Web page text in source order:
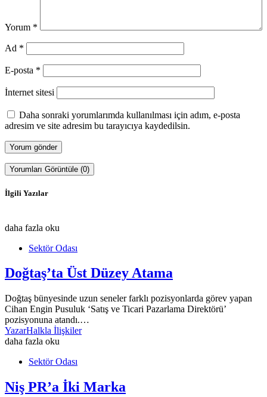
Yorum *
Ad *
E-posta *
İnternet sitesi
Daha sonraki yorumlarımda kullanılması için adım, e-posta
adresim ve site adresim bu tarayıcıya kaydedilsin.
Yorumları Görüntüle (0)
İlgili Yazılar
daha fazla oku
Sektör Odası
Doğtaş’ta Üst Düzey Atama
Doğtaş bünyesinde uzun seneler farklı pozisyonlarda görev yapan
Cihan Engin Pusuluk ‘Satış ve Ticari Pazarlama Direktörü’
pozisyonuna atandı.…
YazarHalkla İlişkiler
daha fazla oku
Sektör Odası
Niş PR’a İki Marka